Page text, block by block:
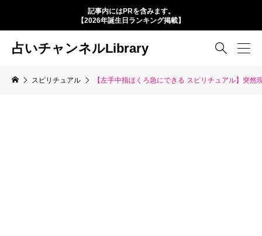
記事内にはPRを含みます。
【2026年誕生日ランキング掲載】
占いチャンネルLibrary 
スピリチュアル 【左手中指ほくろ急にできる スピリチュアル】突